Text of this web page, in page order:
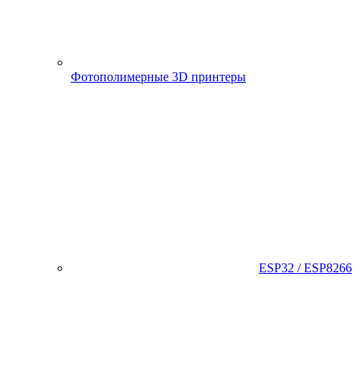
Фотополимерные 3D принтеры
ESP32 / ESP8266